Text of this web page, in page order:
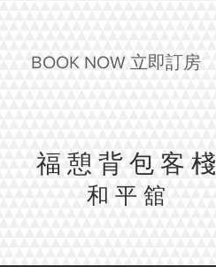
BOOK NOW 立即訂房
​福憩背包客棧
​和平舘